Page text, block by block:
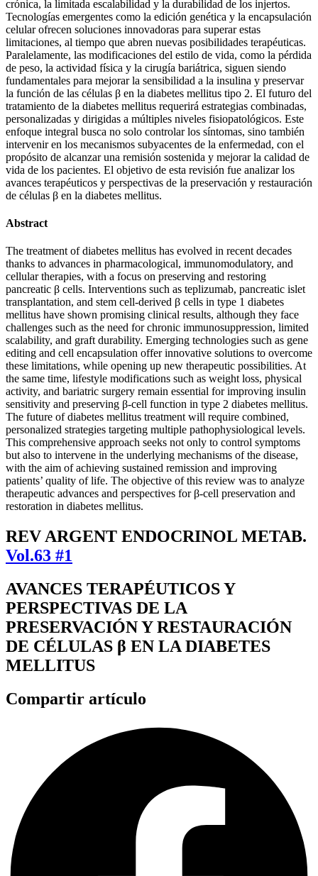
crónica, la limitada escalabilidad y la durabilidad de los injertos.
Tecnologías emergentes como la edición genética y la encapsulación
celular ofrecen soluciones innovadoras para superar estas
limitaciones, al tiempo que abren nuevas posibilidades terapéuticas.
Paralelamente, las modificaciones del estilo de vida, como la pérdida
de peso, la actividad física y la cirugía bariátrica, siguen siendo
fundamentales para mejorar la sensibilidad a la insulina y preservar
la función de las células β en la diabetes mellitus tipo 2. El futuro del
tratamiento de la diabetes mellitus requerirá estrategias combinadas,
personalizadas y dirigidas a múltiples niveles fisiopatológicos. Este
enfoque integral busca no solo controlar los síntomas, sino también
intervenir en los mecanismos subyacentes de la enfermedad, con el
propósito de alcanzar una remisión sostenida y mejorar la calidad de
vida de los pacientes. El objetivo de esta revisión fue analizar los
avances terapéuticos y perspectivas de la preservación y restauración
de células β en la diabetes mellitus.
Abstract
The treatment of diabetes mellitus has evolved in recent decades
thanks to advances in pharmacological, immunomodulatory, and
cellular therapies, with a focus on preserving and restoring
pancreatic β cells. Interventions such as teplizumab, pancreatic islet
transplantation, and stem cell-derived β cells in type 1 diabetes
mellitus have shown promising clinical results, although they face
challenges such as the need for chronic immunosuppression, limited
scalability, and graft durability. Emerging technologies such as gene
editing and cell encapsulation offer innovative solutions to overcome
these limitations, while opening up new therapeutic possibilities. At
the same time, lifestyle modifications such as weight loss, physical
activity, and bariatric surgery remain essential for improving insulin
sensitivity and preserving β-cell function in type 2 diabetes mellitus.
The future of diabetes mellitus treatment will require combined,
personalized strategies targeting multiple pathophysiological levels.
This comprehensive approach seeks not only to control symptoms
but also to intervene in the underlying mechanisms of the disease,
with the aim of achieving sustained remission and improving
patients’ quality of life. The objective of this review was to analyze
therapeutic advances and perspectives for β-cell preservation and
restoration in diabetes mellitus.
REV ARGENT ENDOCRINOL METAB.
Vol.63 #1
AVANCES TERAPÉUTICOS Y
PERSPECTIVAS DE LA
PRESERVACIÓN Y RESTAURACIÓN
DE CÉLULAS β EN LA DIABETES
MELLITUS
Compartir artículo